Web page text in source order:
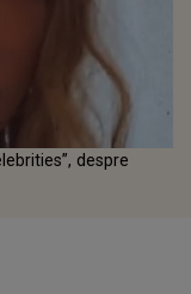
despre